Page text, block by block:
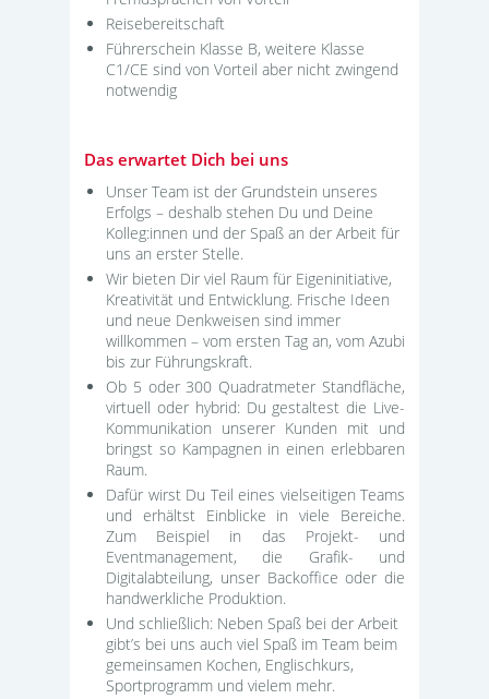
Reisebereitschaft
Führerschein Klasse B, weitere Klasse
C1/CE sind von Vorteil aber nicht zwingend
notwendig
Das erwartet Dich bei uns
Unser Team ist der Grundstein unseres
Erfolgs – deshalb stehen Du und Deine
Kolleg:innen und der Spaß an der Arbeit für
uns an erster Stelle.
Wir bieten Dir viel Raum für Eigeninitiative,
Kreativität und Entwicklung. Frische Ideen
und neue Denkweisen sind immer
willkommen – vom ersten Tag an, vom Azubi
bis zur Führungskraft.
Ob 5 oder 300 Quadratmeter Standfläche,
virtuell oder hybrid: Du gestaltest die Live-
Kommunikation unserer Kunden mit und
bringst so Kampagnen in einen erlebbaren
Raum.
Dafür wirst Du Teil eines vielseitigen Teams
und erhältst Einblicke in viele Bereiche.
Zum Beispiel in das Projekt- und
Eventmanagement, die Grafik- und
Digitalabteilung, unser Backoffice oder die
handwerkliche Produktion.
Und schließlich: Neben Spaß bei der Arbeit
gibt’s bei uns auch viel Spaß im Team beim
gemeinsamen Kochen, Englischkurs,
Sportprogramm und vielem mehr.